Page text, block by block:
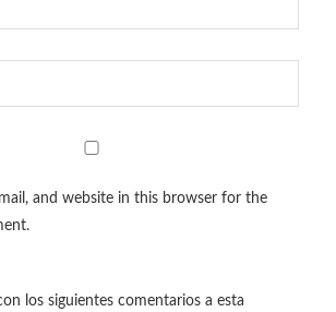
and website in this browser for the
los siguientes comentarios a esta